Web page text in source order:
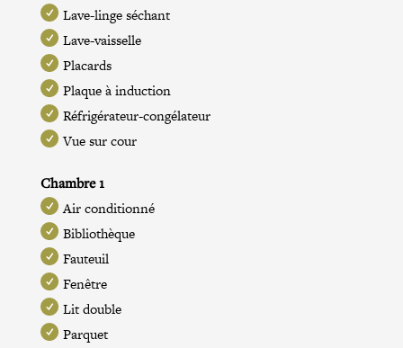
Lave-linge séchant
Lave-vaisselle
Placards
Plaque à induction
Réfrigérateur-congélateur
Vue sur cour
Chambre 1
Air conditionné
Bibliothèque
Fauteuil
Fenêtre
Lit double
Parquet